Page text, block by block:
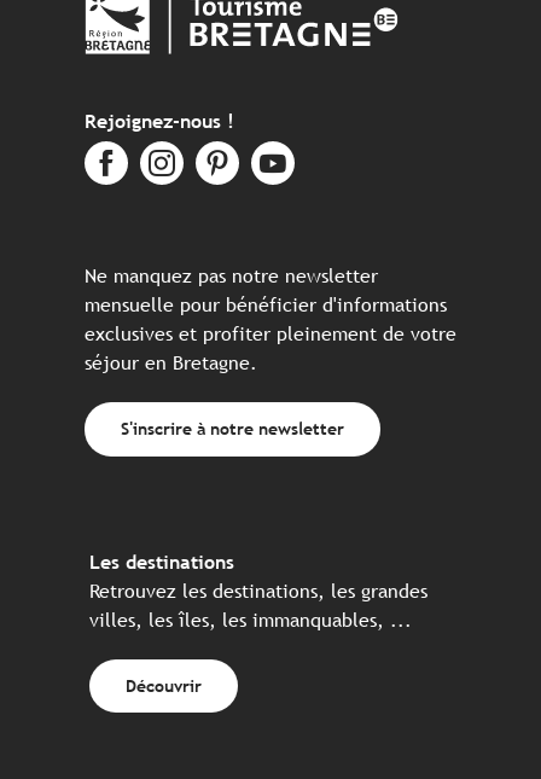
Rejoignez-nous !
Ne manquez pas notre newsletter
mensuelle pour bénéficier d'informations
exclusives et profiter pleinement de votre
séjour en Bretagne.
S'inscrire à notre newsletter
Les destinations
Retrouvez les destinations, les grandes
villes, les îles, les immanquables, ...
Découvrir